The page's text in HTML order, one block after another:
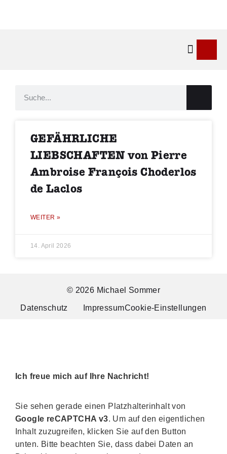
GEFÄHRLICHE
LIEBSCHAFTEN von Pierre
Ambroise François Choderlos
de Laclos
WEITER »
14. April 2026
© 2026 Michael Sommer
Datenschutz ImpressumCookie-Einstellungen
Ich freue mich auf Ihre Nachricht!
Sie sehen gerade einen Platzhalterinhalt von
Google reCAPTCHA v3. Um auf den eigentlichen
Inhalt zuzugreifen, klicken Sie auf den Button
unten. Bitte beachten Sie, dass dabei Daten an